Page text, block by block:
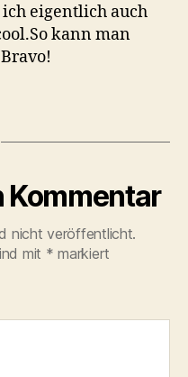
eigentlich auch
kann man
Kommentar
nicht veröffentlicht.
mit * markiert